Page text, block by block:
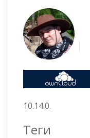
10.14.0.
Теги